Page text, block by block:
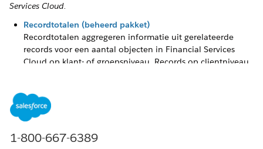
Services Cloud.
Recordtotalen (beheerd pakket)
Recordtotalen aggregeren informatie uit gerelateerde
records voor een aantal objecten in Financial Services
Cloud op klant- of groepsniveau. Records op clientniveau
records voor alle primaire groepsleden te aggregeren.
Totaal op opzoekregels (beheerd pakket)
gegevens op een hoog niveau. Wanneer u een record
1-800-667-6389